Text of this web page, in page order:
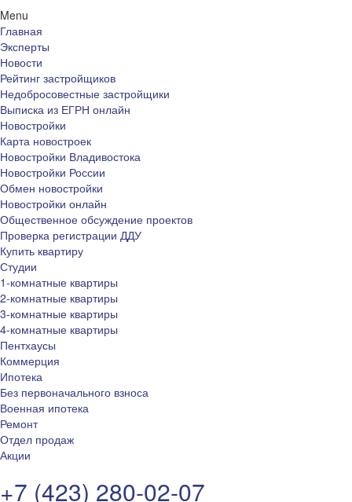
Menu
Главная
Эксперты
Новости
Рейтинг застройщиков
Недобросовестные застройщики
Выписка из ЕГРН онлайн
Новостройки
Карта новостроек
Новостройки Владивостока
Новостройки России
Обмен новостройки
Новостройки онлайн
Общественное обсуждение проектов
Проверка регистрации ДДУ
Купить квартиру
Студии
1-комнатные квартиры
2-комнатные квартиры
3-комнатные квартиры
4-комнатные квартиры
Пентхаусы
Коммерция
Ипотека
Без первоначального взноса
Военная ипотека
Ремонт
Отдел продаж
Акции
+7 (423) 280-02-07